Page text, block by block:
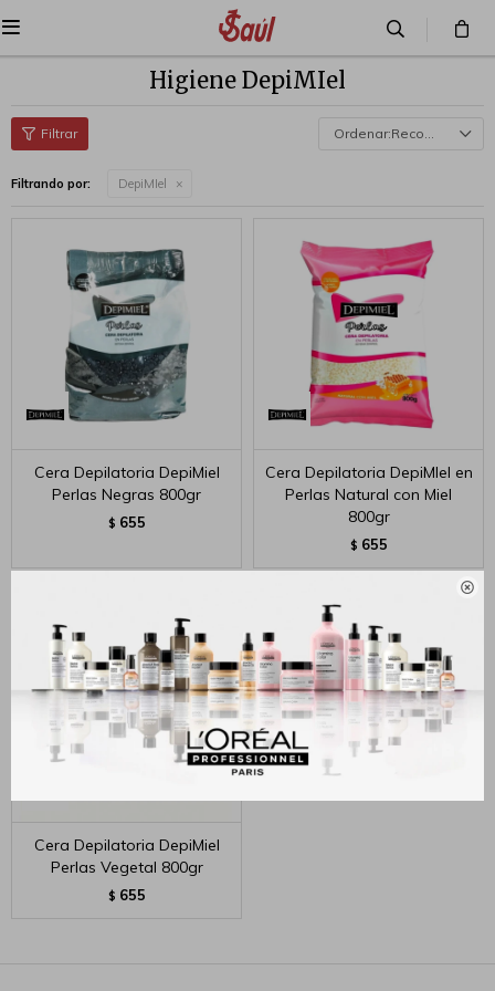


Higiene DepiMIel
Recomendados
Filtrando por: DepiMIel
Cera Depilatoria DepiMiel
Perlas Negras 800gr
$ 655
Cera Depilatoria DepiMIel en
Perlas Natural con Miel
800gr
$ 655
Cera Depilatoria DepiMiel
Perlas Vegetal 800gr
$ 655